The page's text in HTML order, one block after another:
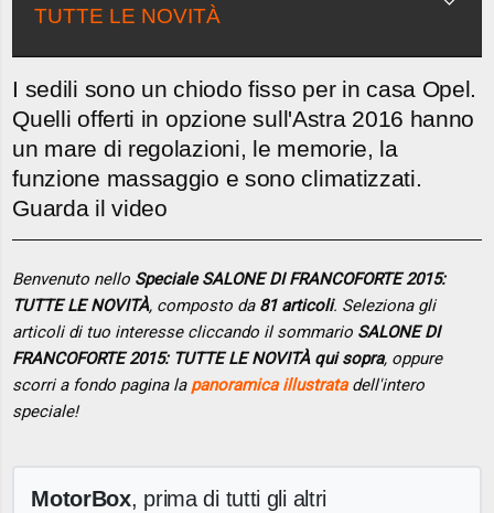
TUTTE LE NOVITÀ
I sedili sono un chiodo fisso per in casa Opel.
Quelli offerti in opzione sull'Astra 2016 hanno
un mare di regolazioni, le memorie, la
funzione massaggio e sono climatizzati.
Guarda il video
Benvenuto nello Speciale SALONE DI FRANCOFORTE 2015:
TUTTE LE NOVITÀ, composto da 81 articoli. Seleziona gli
articoli di tuo interesse cliccando il sommario SALONE DI
FRANCOFORTE 2015: TUTTE LE NOVITÀ qui sopra, oppure
scorri a fondo pagina la panoramica illustratadell'intero
speciale!
MotorBox, prima di tutti gli altri